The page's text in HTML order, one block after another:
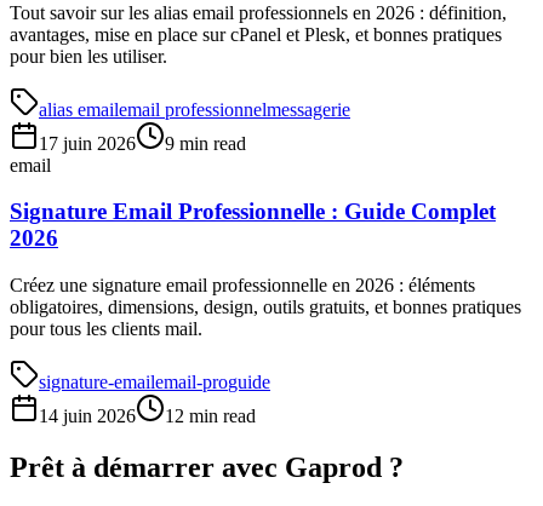
Tout savoir sur les alias email professionnels en 2026 : définition,
avantages, mise en place sur cPanel et Plesk, et bonnes pratiques
pour bien les utiliser.
alias emailemail professionnelmessagerie
17 juin 2026
9 min read
email
Signature Email Professionnelle : Guide Complet
2026
Créez une signature email professionnelle en 2026 : éléments
obligatoires, dimensions, design, outils gratuits, et bonnes pratiques
pour tous les clients mail.
signature-emailemail-proguide
14 juin 2026
12 min read
Prêt à démarrer avec Gaprod ?